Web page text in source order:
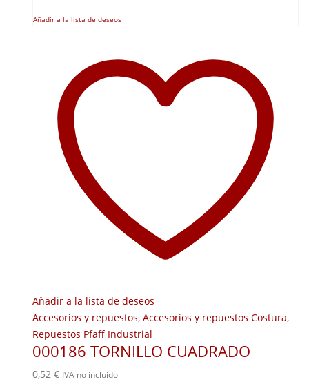
Añadir a la lista de deseos
Añadir a la lista de deseos
Accesorios y repuestos, Accesorios y repuestos Costura,
Repuestos Pfaff Industrial
000186 TORNILLO CUADRADO
0,52 € IVA no incluido